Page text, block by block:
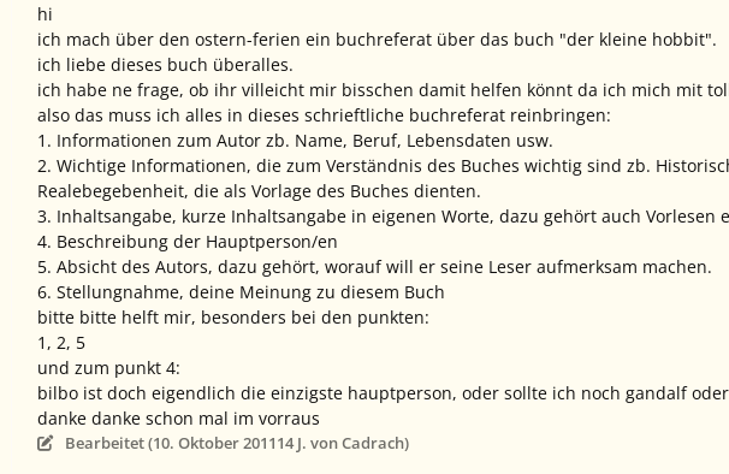
hi
ich mach über den ostern-ferien ein buchreferat über das buch "der kleine hobbit".
ich liebe dieses buch überalles.
ich habe ne frage, ob ihr villeicht mir bisschen damit helfen könnt da ich mich mit
also das muss ich alles in dieses schrieftliche buchreferat reinbringen:
1. Informationen zum Autor zb. Name, Beruf, Lebensdaten usw.
2. Wichtige Informationen, die zum Verständnis des Buches wichtig sind zb.
Realebegebenheit, die als Vorlage des Buches dienten.
3. Inhaltsangabe, kurze Inhaltsangabe in eigenen Worte, dazu gehört auch Vorlesen
4. Beschreibung der Hauptperson/en
5. Absicht des Autors, dazu gehört, worauf will er seine Leser aufmerksam machen.
6. Stellungnahme, deine Meinung zu diesem Buch
bitte bitte helft mir, besonders bei den punkten:
1, 2, 5
und zum punkt 4:
bilbo ist doch eigendlich die einzigste hauptperson, oder sollte ich noch gandalf
danke danke schon mal im vorraus
Bearbeitet (10. Oktober 201114 J. von Cadrach)